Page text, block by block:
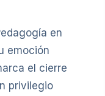
en
emoción
el cierre
privilegio